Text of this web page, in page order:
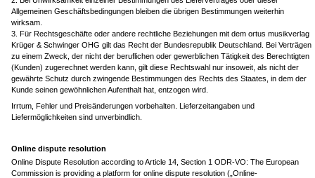
Allgemeinen Geschäftsbedingungen bleiben die übrigen Bestimmungen weiterhin
wirksam.
Für Rechtsgeschäfte oder andere rechtliche Beziehungen mit dem ortus musikverlag
Krüger & Schwinger OHG gilt das Recht der Bundesrepublik Deutschland. Bei Verträgen
zu einem Zweck, der nicht der beruflichen oder gewerblichen Tätigkeit des Berechtigten
(Kunden) zugerechnet werden kann, gilt diese Rechtswahl nur insoweit, als nicht der
gewährte Schutz durch zwingende Bestimmungen des Rechts des Staates, in dem der
Kunde seinen gewöhnlichen Aufenthalt hat, entzogen wird.
Irrtum, Fehler und Preisänderungen vorbehalten. Lieferzeitangaben und
Liefermöglichkeiten sind unverbindlich.
Online dispute resolution
Online Dispute Resolution according to Article 14, Section 1 ODR-VO: The European
Commission is providing a platform for online dispute resolution („Online-